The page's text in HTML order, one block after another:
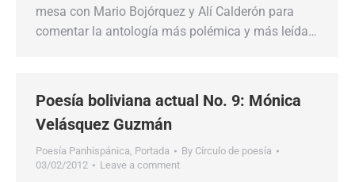
mesa con Mario Bojórquez y Alí Calderón para
comentar la antología más polémica y más leída…
Poesía boliviana actual No. 9: Mónica
Velásquez Guzmán
Poesía Panhispánica, Portada By Círculo de poesía
03/02/2012
Leave a comment